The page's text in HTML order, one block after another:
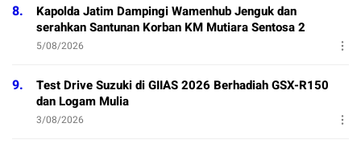
8.
Kapolda Jatim Dampingi Wamenhub Jenguk dan
serahkan Santunan Korban KM Mutiara Sentosa 2
5/08/2026
9.
Test Drive Suzuki di GIIAS 2026 Berhadiah GSX-R150
dan Logam Mulia
3/08/2026